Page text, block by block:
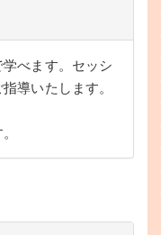
べます。セッシ
導いたします。